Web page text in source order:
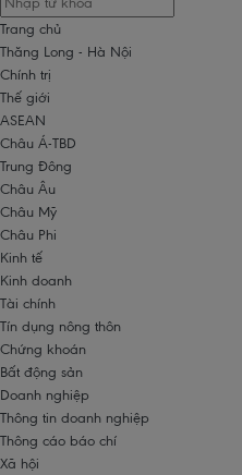
Trang chủ
Thăng Long - Hà Nội
Chính trị
Thế giới
ASEAN
Châu Á-TBD
Trung Đông
Châu Âu
Châu Mỹ
Châu Phi
Kinh tế
Kinh doanh
Tài chính
Tín dụng nông thôn
Chứng khoán
Bất động sản
Doanh nghiệp
Thông tin doanh nghiệp
Thông cáo báo chí
Xã hội